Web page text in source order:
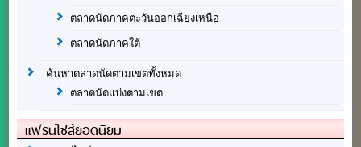
ตลาดนัดภาคตะวันออกเฉียงเหนือ
ตลาดนัดภาคใต้
ค้นหาตลาดนัดตามเขตทั้งหมด
ตลาดนัดแบ่งตามเขต
แฟรนไชส์ยอดนิยม